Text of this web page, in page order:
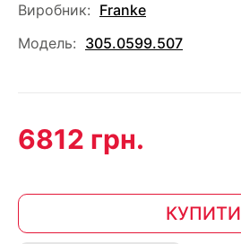
Виробник: Franke
Модель: 305.0599.507
6812 грн.
КУПИТИ